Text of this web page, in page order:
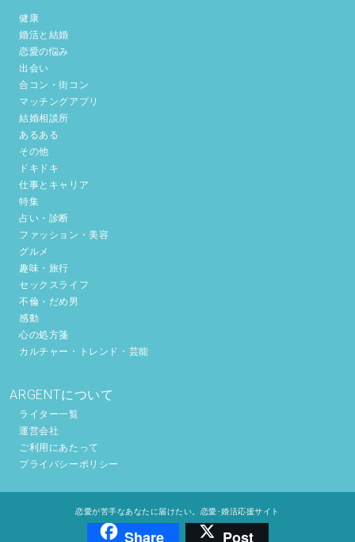
健康
婚活と結婚
恋愛の悩み
出会い
合コン・街コン
マッチングアプリ
結婚相談所
あるある
その他
ドキドキ
仕事とキャリア
特集
占い・診断
ファッション・美容
グルメ
趣味・旅行
セックスライフ
不倫・だめ男
感動
心の処方箋
カルチャー・トレンド・芸能
ARGENTについて
ライター一覧
運営会社
ご利用にあたって
プライバシーポリシー
恋愛が苦手なあなたに届けたい。恋愛･婚活応援サイト
Share Post